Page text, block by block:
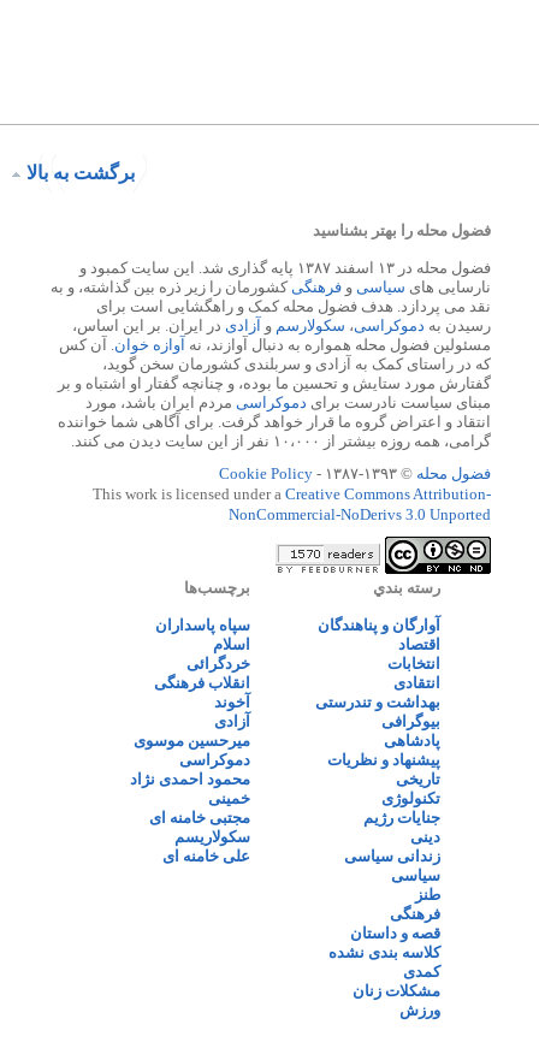
برگشت به بالا
فضول محله را بهتر بشناسید
فضول محله در ۱۳ اسفند ۱۳۸۷ پایه گذاری شد. این سایت کمبود و
نارسایی های سیاسی و فرهنگیکشورمان را زیر ذره بین گذاشته، و به
نقد می پردازد. هدف فضول محله کمک و راهگشایی است برای
رسیدن به دموکراسی، سکولارسم و آزادی در ایران. بر این اساس،
مسئولین فضول محله همواره به دنبال آوازند، نه آوازه خوان. آن کس
که در راستای کمک به آزادی و سربلندی کشورمان سخن گوید،
گفتارش مورد ستایش و تحسین ما بوده، و چنانچه گفتار او اشتباه و بر
مبنای سیاست نادرست برای دموکراسی مردم ایران باشد، مورد
انتقاد و اعتراض گروه ما قرار خواهد گرفت. برای آگاهی شما خواننده
گرامی، همه روزه بیشتر از ۱۰،۰۰۰ نفر از این سایت دیدن می کنند.
فضول محله © ۱۳۹۳-۱۳۸۷ -
Cookie Policy
This work is licensed under a Creative Commons Attribution-
NonCommercial-NoDerivs 3.0 Unported
رسته بندي
آوارگان و پناهندگان
اقتصاد
انتخابات
انتقادی
بهداشت و تندرستی
بیوگرافی
پادشاهی
پیشنهاد و نظریات
تاریخی
تکنولوژی
جنایات رژیم
دینی
زندانی سیاسی
سیاسی
طنز
فرهنگی
قصه و داستان
کلاسه بندی نشده
کمدی
مشکلات زنان
ورزش
برچسب‌ها
سپاه پاسداران
اسلام
خردگرائی
انقلاب فرهنگی
آخوند
آزادی
میرحسین موسوی
دموکراسی
محمود احمدی نژاد
خمینی
مجتبی خامنه ای
سکولاریسم
علی خامنه ای